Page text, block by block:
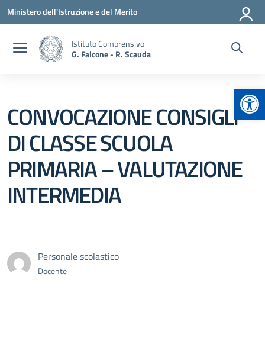
Vai ai contenuti
Vai al menu di navigazione
Vai al footer
Ministero dell'Istruzione e del Merito
Istituto Comprensivo
G. Falcone - R. Scauda
CONVOCAZIONE CONSIGLI
DI CLASSE SCUOLA
PRIMARIA – VALUTAZIONE
INTERMEDIA
Personale scolastico
Docente